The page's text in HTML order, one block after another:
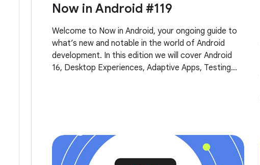
Now in Android #119
Welcome to Now in Android, your ongoing guide to
what’s new and notable in the world of Android
development. In this edition we will cover Android
16, Desktop Experiences, Adaptive Apps, Testing